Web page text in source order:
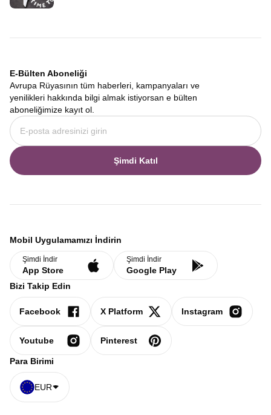
E-Bülten Aboneliği
Avrupa Rüyasının tüm haberleri, kampanyaları ve
yenilikleri hakkında bilgi almak istiyorsan e bülten
aboneliğimize kayıt ol.
Şimdi Katıl
Mobil Uygulamamızı İndirin
Şimdi İndir
App Store
Şimdi İndir
Google Play
Bizi Takip Edin
Facebook X Platform Instagram
Youtube Pinterest
Para Birimi
EUR